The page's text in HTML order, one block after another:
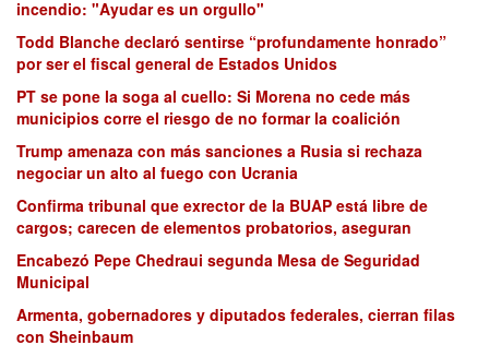
incendio: "Ayudar es un orgullo"
Todd Blanche declaró sentirse “profundamente honrado”
por ser el fiscal general de Estados Unidos
PT se pone la soga al cuello: Si Morena no cede más
municipios corre el riesgo de no formar la coalición
Trump amenaza con más sanciones a Rusia si rechaza
negociar un alto al fuego con Ucrania
Confirma tribunal que exrector de la BUAP está libre de
cargos; carecen de elementos probatorios, aseguran
Encabezó Pepe Chedraui segunda Mesa de Seguridad
Municipal
Armenta, gobernadores y diputados federales, cierran filas
con Sheinbaum